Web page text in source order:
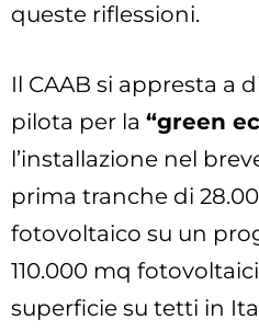
queste riflessioni.
Il CAAB si appresta a
pilota per la “green
l’installazione nel
prima tranche di
fotovoltaico su un
110.000 mq
superficie su tetti in